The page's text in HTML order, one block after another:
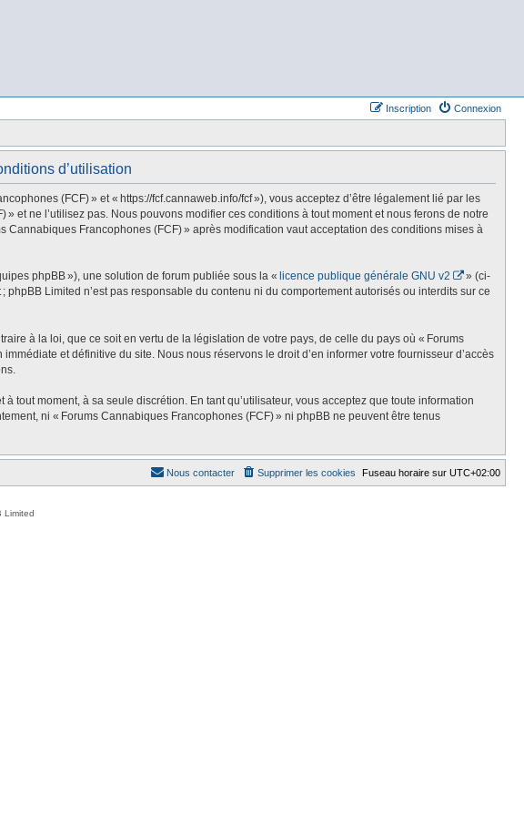
Connexion
Inscription
d’utilisation
(FCF) » et « https://fcf.cannaweb.info/fcf »), vous acceptez d’être légalement lié par les
et ne l’utilisez pas. Nous pouvons modifier ces conditions à tout moment et nous ferons de notre
Francophones (FCF) » après modification vaut acceptation des conditions mises à
phpBB »), une solution de forum publiée sous la « licence publique générale GNU v2
» (ci-
Limited n’est pas responsable du contenu ni du comportement autorisés ou interdits sur ce
à la loi, que ce soit en vertu de la législation de votre pays, de celle du pays où « Forums
et définitive du site. Nous nous réservons le droit d’en informer votre fournisseur d’accès
tout moment, à sa seule discrétion. En tant qu’utilisateur, vous acceptez que toute information
ni « Forums Cannabiques Francophones (FCF) » ni phpBB ne peuvent être tenus
Fuseau horaire sur UTC+02:00
Supprimer les cookies
Nous contacter
Limited